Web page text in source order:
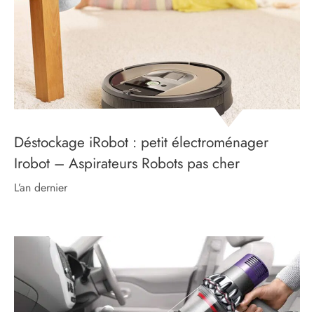
Déstockage iRobot : petit électroménager
Irobot – Aspirateurs Robots pas cher
l’an dernier